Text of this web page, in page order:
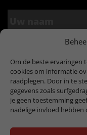
Om de beste ervaringen
cookies om informatie
raadplegen. Door in te
gegevens zoals
je geen toestemming
nadelige invloed